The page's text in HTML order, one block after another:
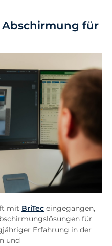
für
mit BriTec eingegangen,
für
Erfahrung in der
und